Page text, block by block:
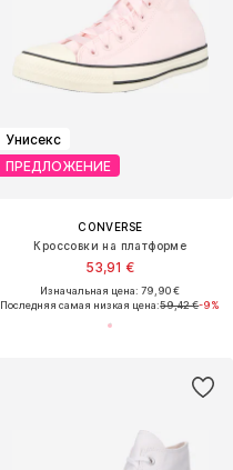
Унисекс
ПРЕДЛОЖЕНИЕ
CONVERSE
Кроссовки на платформе
53,91 €
Изначальная цена: 79,90 €
Последняя самая низкая цена:59,42 €-9%